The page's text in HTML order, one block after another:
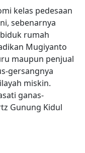
kelas pedesaan
sebenarnya
rumah
Mugiyanto
maupun penjual
gersangnya
miskin.
ganas-
Gunung Kidul